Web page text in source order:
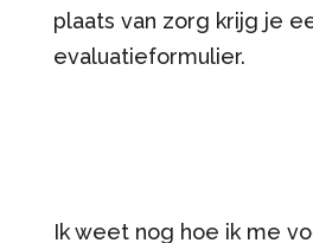
plaats van zorg krijg je
evaluatieformulier.
Ik weet nog hoe ik me